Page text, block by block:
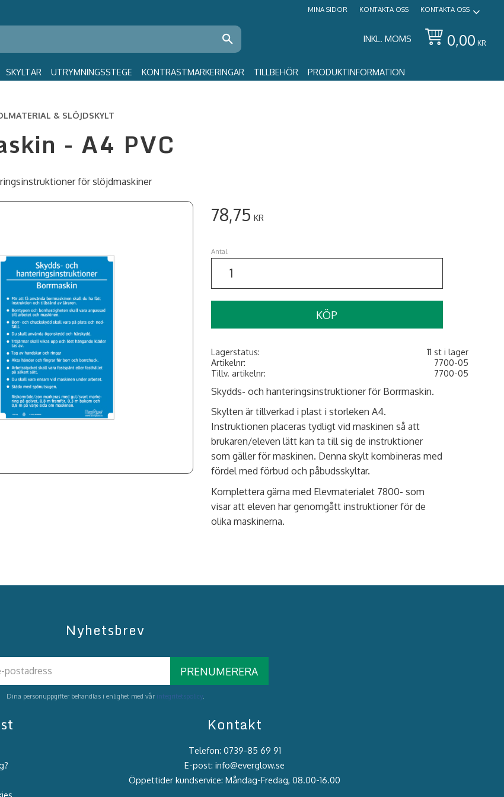
MINA SIDOR KONTAKTA OSS KONTAKTA OSS
INKL. MOMS 0,00 KR
SKYLTAR UTRYMNINGSSTEGE KONTRASTMARKERINGAR TILLBEHÖR PRODUKTINFORMATION
& SLÖJDSKYLT
- A4 PVC
för slöjdmaskiner
78,75 KR
Antal
KÖP
Lagerstatus
11 st i lager
Artikelnr
7700-05
Tillv. artikelnr
7700-05
Skydds- och hanteringsinstruktioner för Borrmaskin.
Skylten är tillverkad i plast i storleken A4.
Instruktionen placeras tydligt vid maskinen så att
brukaren/eleven lätt kan ta till sig de instruktioner
som gäller för maskinen. Denna skylt kombineras med
fördel med förbud och påbudsskyltar.
Komplettera gärna med Elevmaterialet 7800- som
visar att eleven har genomgått instruktioner för de
olika maskinerna.
Nyhetsbrev
PRENUMERERA
Dina personuppgifter behandlas i enlighet med vår integritetspolicy.
Kontakt
Telefon: 0739-85 69 91
E-post: info@everglow.se
Öppettider kundservice: Måndag-Fredag, 08.00-16.00